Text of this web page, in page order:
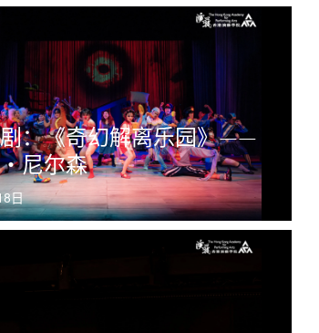
：《奇幻解离乐园》——
尼尔森
日